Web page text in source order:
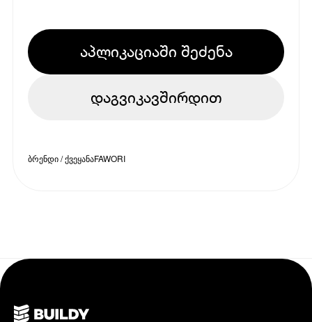
აპლიკაციაში შეძენა
დაგვიკავშირდით
ბრენდი / ქვეყანაFAWORI